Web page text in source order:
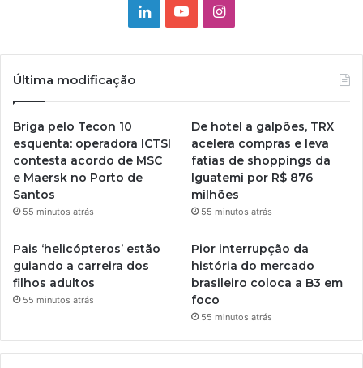
LinkedinYouTubeInstagram
Última modificação
Briga pelo Tecon 10
esquenta: operadora ICTSI
contesta acordo de MSC
e Maersk no Porto de
Santos
55 minutos atrás
De hotel a galpões, TRX
acelera compras e leva
fatias de shoppings da
Iguatemi por R$ 876
milhões
55 minutos atrás
Pais ‘helicópteros’ estão
guiando a carreira dos
filhos adultos
55 minutos atrás
Pior interrupção da
história do mercado
brasileiro coloca a B3 em
foco
55 minutos atrás